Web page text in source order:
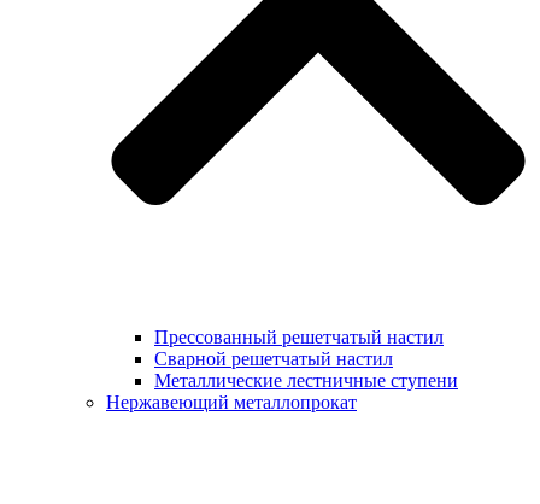
Прессованный решетчатый настил
Сварной решетчатый настил
Металлические лестничные ступени
Нержавеющий металлопрокат